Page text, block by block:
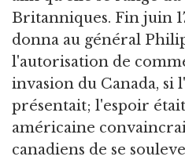
Britanniques. Fin juin
donna au général
l'autorisation de
invasion du Canada, si
présentait; l'espoir
américaine
canadiens de se